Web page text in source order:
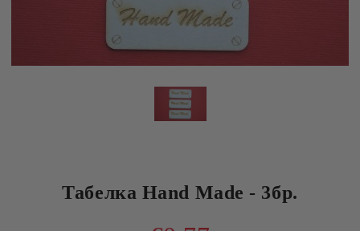
Табелка Hand Made - 3бр.